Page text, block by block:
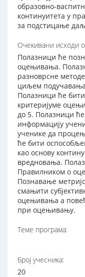
образовно-
континуитета у
за подстицање
Очекивани исходи
Полазници ће
оцењивања.
разноврсне
циљем
Полазници ће
критеријуме
до 5. Полазници
информацију
ученике да
ће бити
као основу
вредновања.
Правилником о
Познавање
смањити
оцењивања а
при оцењивању.
Теме програма:
Број учесника:
20